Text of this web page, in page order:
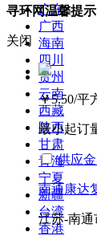
广东
广西
海南
四川
贵州
云南
西藏
陕西
甘肃
青海
宁夏
新疆
台湾
香港
寻环网温馨提示
关闭
￥5.50/平
最小起订
供应
南通康达
江苏-南通